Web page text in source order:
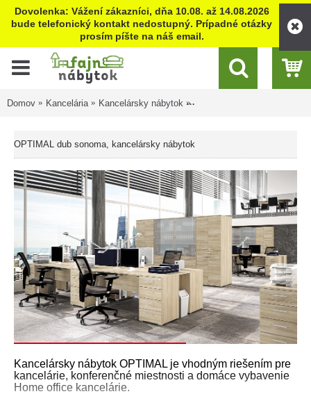
Dovolenka: Vážení zákazníci, dňa 10.08. až 14.08.2026
bude telefonický kontakt nedostupný. Prípadné otázky
prosím píšte na náš email.
Domov Kancelária Kancelársky nábytok OPTIMAL dub sonoma,
OPTIMAL dub sonoma, kancelársky nábytok
Kancelársky nábytok OPTIMAL je vhodným riešením pre
kancelárie, konferenčné miestnosti a domáce vybavenie
Home office kancelárie.